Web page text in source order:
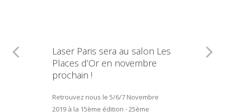
Laser Paris sera au salon Les
Places d’Or en novembre
prochain !
Retrouvez nous le 5/6/7 Novembre
2019 à la 15ème édition - 25ème